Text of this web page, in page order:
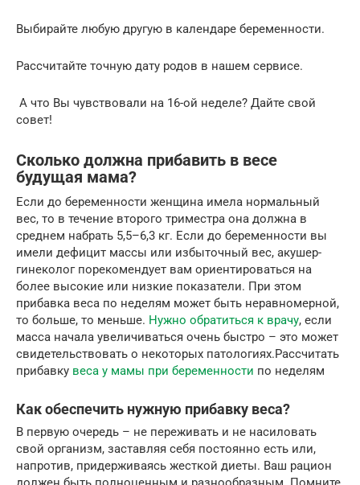
Выбирайте любую другую в календаре беременности.
Рассчитайте точную дату родов в нашем сервисе.
А что Вы чувствовали на 16-ой неделе? Дайте свой
совет!
Сколько должна прибавить в весе
будущая мама?
Если до беременности женщина имела нормальный
вес, то в течение второго триместра она должна в
среднем набрать 5,5–6,3 кг. Если до беременности вы
имели дефицит массы или избыточный вес, акушер-
гинеколог порекомендует вам ориентироваться на
более высокие или низкие показатели. При этом
прибавка веса по неделям может быть неравномерной,
то больше, то меньше. Нужно обратиться к врачу, если
масса начала увеличиваться очень быстро – это может
свидетельствовать о некоторых патологиях.Рассчитать
прибавку веса у мамы при беременности по неделям
Как обеспечить нужную прибавку веса?
В первую очередь – не переживать и не насиловать
свой организм, заставляя себя постоянно есть или,
напротив, придерживаясь жесткой диеты. Ваш рацион